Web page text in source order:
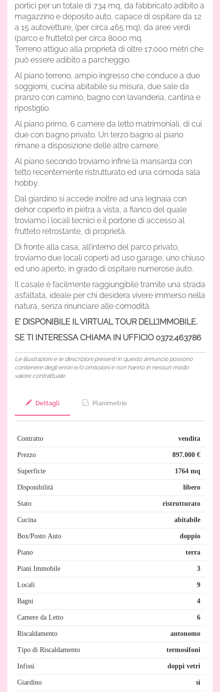
portici per un totale di 734 mq, da fabbricato adibito a
magazzino e deposito auto, capace di ospitare da 12
a 15 autovetture, (per circa 465 mq), da aree verdi
(parco e frutteto) per circa 8000 mq.
Terreno attiguo alla proprietà di oltre 17.000 metri che
può essere adibito a parcheggio.
Al piano terreno, ampio ingresso che conduce a due
soggiorni, cucina abitabile su misura, due sale da
pranzo con camino, bagno con lavanderia, cantina e
ripostiglio.
Al piano primo, 6 camere da letto matrimoniali, di cui
due con bagno privato. Un terzo bagno al piano
rimane a disposizione delle altre camere.
Al piano secondo troviamo infine la mansarda con
tetto recentemente ristrutturato ed una comoda sala
hobby.
Dal giardino si accede inoltre ad una legnaia con
dehor coperto in pietra a vista, a fianco del quale
troviamo i locali tecnici e il portone di accesso al
frutteto retrostante, di proprietà.
Di fronte alla casa, all’interno del parco privato,
troviamo due locali coperti ad uso garage, uno chiuso
ed uno aperto, in grado di ospitare numerose auto.
Il casale è facilmente raggiungibile tramite una strada
asfaltata, ideale per chi desidera vivere immerso nella
natura, senza rinunciare alle comodità.
E’ DISPONIBILE IL VIRTUAL TOUR DELL’IMMOBILE.
SE TI INTERESSA CHIAMA IN UFFICIO 0372.463786
Le illustrazioni e le descrizioni presenti in questo annuncio possono
contenere degli errori e/o omissioni e non hanno in nessun modo
valore contrattuale.
Dettagli Planimetrie
Contratto vendita
Prezzo 897.000 €
Superficie 1764 mq
Disponibilità libero
Stato ristrutturato
Cucina abitabile
Box/Posto Auto doppio
Piano terra
Piani Immobile 3
Locali 9
Bagni 4
Camere da Letto 6
Riscaldamento autonomo
Tipo di Riscaldamento termosifoni
Infissi doppi vetri
Giardino sì